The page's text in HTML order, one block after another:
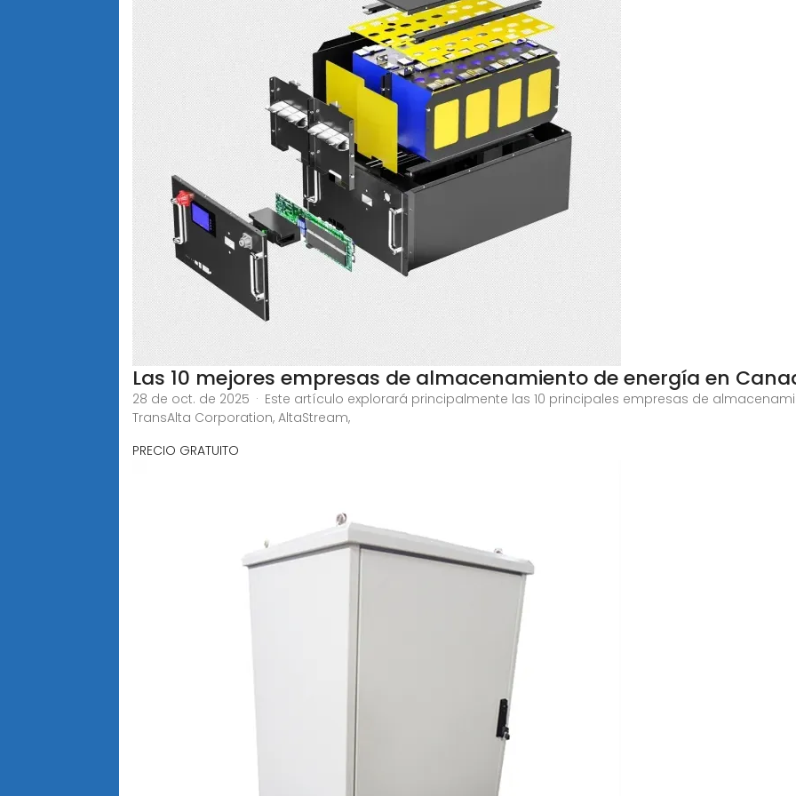
Las 10 mejores empresas de almacenamiento de energía en
28 de oct. de 2025 · Este artículo explorará principalmente las 10 principales empresas de
TransAlta Corporation, AltaStream,
PRECIO GRATUITO